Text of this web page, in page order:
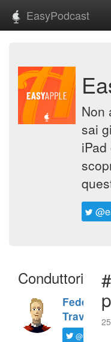
EasyPodcast
Non
sai
Conduttori
Federico
Travaini
@ftrava